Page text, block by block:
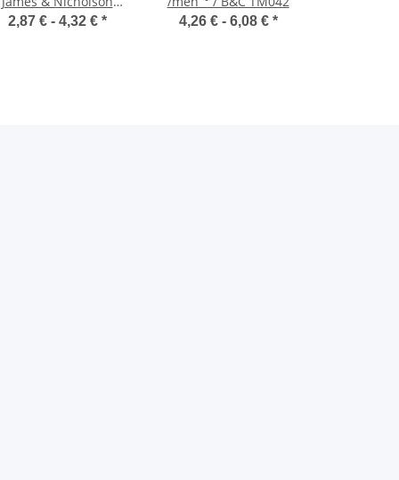
JN746
2,87 € - 4,32 € * 4,26 € - 6,08 € *